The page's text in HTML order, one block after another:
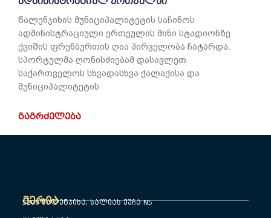
წალენჯიხის მუნიციპალიტეტის საჩინოს
ადმინისტრაციული ერთეულის მინი სტადიონზე
ქვიშის ფრენბურთის ღია პირველობა ჩატარდა.
სპორტულმა ღონისძიებამ დასავლეთ
საქართველოს სხვადასხვა ქალაქისა და
მუნიციპალიტეტის
ᲒᲐᲒᲠᲫᲔᲚᲔᲑᲐ
მერია
5200 წალენჯიხა, სალიას ქუჩა N5